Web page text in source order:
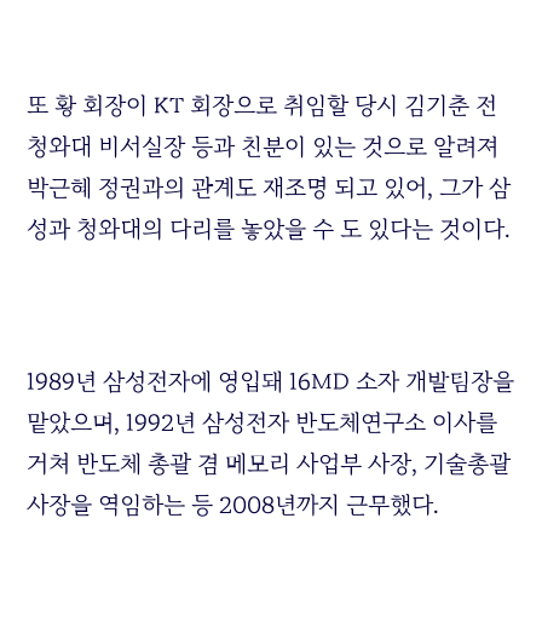
또 황 회장이 KT 회장으로 취임할 당시 김기춘 전
청와대 비서실장 등과 친분이 있는 것으로 알려져
박근혜 정권과의 관계도 재조명 되고 있어, 그가 삼
성과 청와대의 다리를 놓았을 수 도 있다는 것이다.
1989년 삼성전자에 영입돼 16MD 소자 개발팀장을
맡았으며, 1992년 삼성전자 반도체연구소 이사를
거쳐 반도체 총괄 겸 메모리 사업부 사장, 기술총괄
사장을 역임하는 등 2008년까지 근무했다.